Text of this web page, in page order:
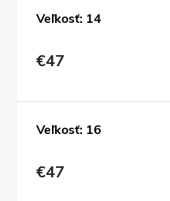
Veľkosť: 14
€47
Veľkosť: 16
€47